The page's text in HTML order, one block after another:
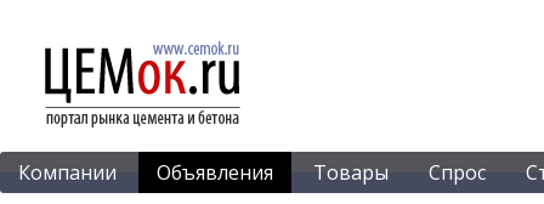
Компании Объявления Товары Спрос